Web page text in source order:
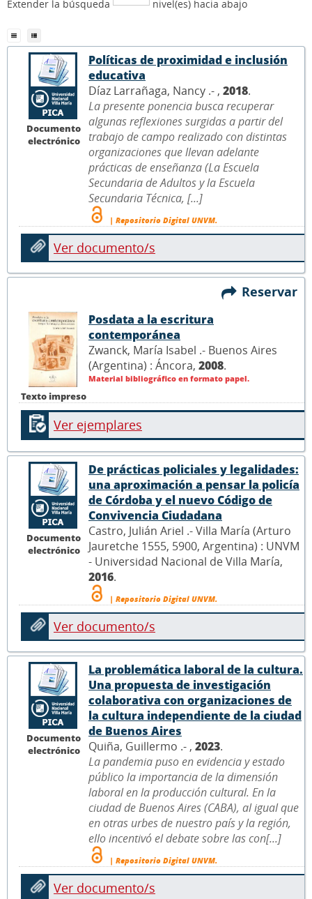
Extender la búsqueda nivel(es) hacia abajo
Documento
electrónico
Políticas de proximidad e inclusión
educativa
Díaz Larrañaga, Nancy .- , 2018.
La presente ponencia busca recuperar
algunas reflexiones surgidas a partir del
trabajo de campo realizado con distintas
organizaciones que llevan adelante
prácticas de enseñanza (La Escuela
Secundaria de Adultos y la Escuela
Secundaria Técnica, [...]
| Repositorio Digital UNVM.
Ver documento/s
Reservar
Texto impreso
Posdata a la escritura
contemporánea
Zwanck, María Isabel .- Buenos Aires
(Argentina) : Áncora, 2008.
Material bibliográfico en formato papel.
Ver ejemplares
Documento
electrónico
De prácticas policiales y legalidades:
una aproximación a pensar la policía
de Córdoba y el nuevo Código de
Convivencia Ciudadana
Castro, Julián Ariel .- Villa María (Arturo
Jauretche 1555, 5900, Argentina) : UNVM
- Universidad Nacional de Villa María,
2016.
| Repositorio Digital UNVM.
Ver documento/s
Documento
electrónico
La problemática laboral de la cultura.
Una propuesta de investigación
colaborativa con organizaciones de
la cultura independiente de la ciudad
de Buenos Aires
Quiña, Guillermo .- , 2023.
La pandemia puso en evidencia y estado
público la importancia de la dimensión
laboral en la producción cultural. En la
ciudad de Buenos Aires (CABA), al igual que
en otras urbes de nuestro país y la región,
ello incentivó el debate sobre las con[...]
| Repositorio Digital UNVM.
Ver documento/s